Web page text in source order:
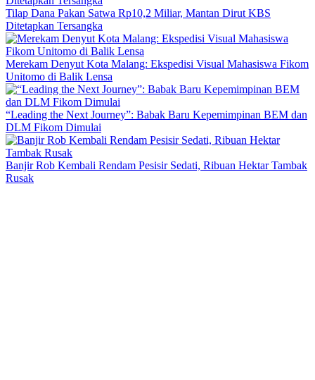
Tilap Dana Pakan Satwa Rp10,2 Miliar, Mantan Dirut KBS
Ditetapkan Tersangka
Merekam Denyut Kota Malang: Ekspedisi Visual Mahasiswa Fikom
Unitomo di Balik Lensa
“Leading the Next Journey”: Babak Baru Kepemimpinan BEM dan
DLM Fikom Dimulai
Banjir Rob Kembali Rendam Pesisir Sedati, Ribuan Hektar Tambak
Rusak